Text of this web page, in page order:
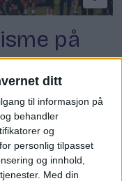
ditt
til informasjon på
behandler
og
personlig tilpasset
og innhold,
Med din
på
holder
der
for